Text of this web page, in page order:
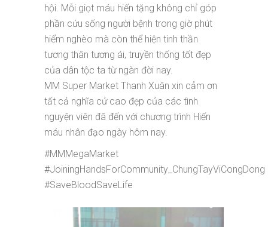
hội. Mỗi giọt máu hiến tặng không chỉ góp
phần cứu sống người bệnh trong giờ phút
hiểm nghèo mà còn thể hiện tinh thần
tương thân tương ái, truyền thống tốt đẹp
của dân tộc ta từ ngàn đời nay.
MM Super Market Thanh Xuân xin cảm ơn
tất cả nghĩa cử cao đẹp của các tình
nguyện viên đã đến với chương trình Hiến
máu nhân đạo ngày hôm nay.
#MMMegaMarket
#JoiningHandsForCommunity_ChungTayViCongDong
#SaveBloodSaveLife